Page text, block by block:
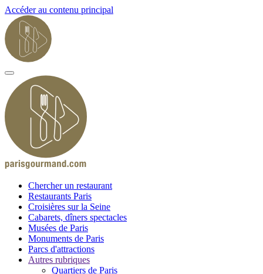
Accéder au contenu principal
Chercher un restaurant
Restaurants Paris
Croisières sur la Seine
Cabarets, dîners spectacles
Musées de Paris
Monuments de Paris
Parcs d'attractions
Autres rubriques
Quartiers de Paris